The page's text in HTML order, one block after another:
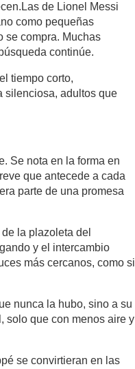
de Lionel Messi
como pequeñas
se compra. Muchas
continúe.
tiempo corto,
silenciosa, adultos que
Se nota en la forma en
que antecede a cada
parte de una promesa
la plazoleta del
y el intercambio
más cercanos, como si
nunca la hubo, sino a su
solo que con menos aire y
se convirtieran en las